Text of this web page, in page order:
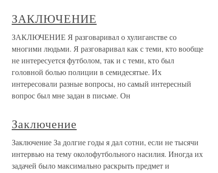
ЗАКЛЮЧЕНИЕ
ЗАКЛЮЧЕНИЕ Я разговаривал о хулиганстве со
многими людьми. Я разговаривал как с теми, кто вообще
не интересуется футболом, так и с теми, кто был
головной болью полиции в семидесятые. Их
интересовали разные вопросы, но самый интересный
вопрос был мне задан в письме. Он
Заключение
Заключение За долгие годы я дал сотни, если не тысячи
интервью на тему околофутбольного насилия. Иногда их
задачей было максимально раскрыть предмет и